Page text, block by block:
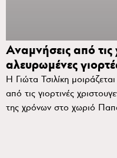
Αναμνήσεις από τις
αλευρωμένες
Η Γιώτα Τσιλίκη
από τις γιορτινές
της χρόνων στο χωριό